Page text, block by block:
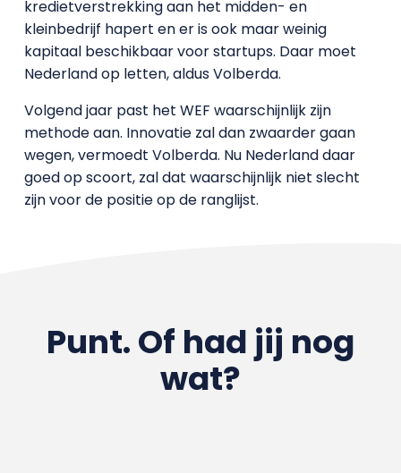
kredietverstrekking aan het midden- en
kleinbedrijf hapert en er is ook maar weinig
kapitaal beschikbaar voor startups. Daar moet
Nederland op letten, aldus Volberda.
Volgend jaar past het WEF waarschijnlijk zijn
methode aan. Innovatie zal dan zwaarder gaan
wegen, vermoedt Volberda. Nu Nederland daar
goed op scoort, zal dat waarschijnlijk niet slecht
zijn voor de positie op de ranglijst.
Punt. Of had jij nog
wat?